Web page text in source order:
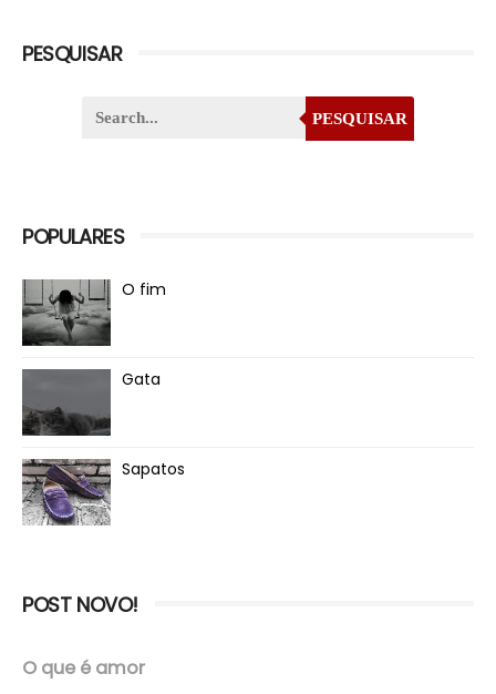
PESQUISAR
PESQUISAR
POPULARES
O fim
Gata
Sapatos
POST NOVO!
O que é amor